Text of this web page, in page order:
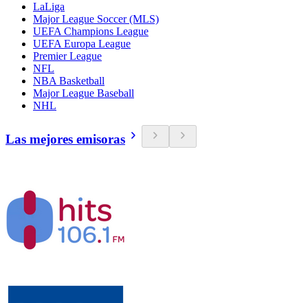
LaLiga
Major League Soccer (MLS)
UEFA Champions League
UEFA Europa League
Premier League
NFL
NBA Basketball
Major League Baseball
NHL
Las mejores emisoras